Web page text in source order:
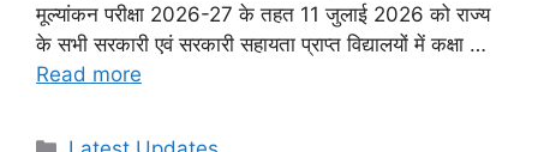
मूल्यांकन परीक्षा 2026-27 के तहत 11 जुलाई 2026 को राज्य
के सभी सरकारी एवं सरकारी सहायता प्राप्त विद्यालयों में कक्षा …
Read more
Categories